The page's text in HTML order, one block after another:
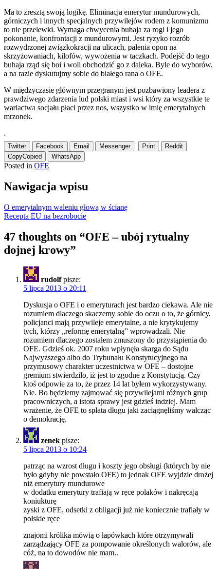
Ma to zresztą swoją logikę. Eliminacja emerytur mundurowych,
górniczych i innych specjalnych przywilejów rodem z komunizmu
to nie przelewki. Wymaga chwycenia buhaja za rogi i jego
pokonanie, konfrontacji z mundurowymi. Jest ryzyko rozrób
rozwydrzonej związkokracji na ulicach, palenia opon na
skrzyżowaniach, kilofów, wywożenia w taczkach. Podejść do tego
buhaja rząd się boi i woli obchodzić go z daleka. Byle do wyborów,
a na razie dyskutujmy sobie do białego rana o OFE.
W międzyczasie głównym przegranym jest pozbawiony leadera z
prawdziwego zdarzenia lud polski miast i wsi który za wszystkie te
wariactwa socjału płaci przez nos, wszystko w imię emerytalnych
mrzonek.
.
Twitter Facebook Email Messenger Print
Reddit
CopyCopied WhatsApp
Posted in OFE
Nawigacja wpisu
O emerytalnym waleniu głową w ścianę
Recepta EU na bezrobocie
47 thoughts on “OFE – ubój rytualny
dojnej krowy”
rudolf pisze:
5 lipca 2013 o 20:11
Dyskusja o OFE i o emeryturach jest bardzo ciekawa. Ale nie
rozumiem dlaczego skaczemy sobie do oczu o to, że górnicy,
policjanci mają przywileje emerytalne, a nie krytykujemy
tych, którzy „reformę emerytalną” wprowadzali. Nie
rozumiem dlaczego zostałem zmuszony do przystąpienia do
OFE. Gdzieś ok. 2007 roku wpłynęła skarga do Sądu
Najwyższego albo do Trybunału Konstytucyjnego na
przymusowy charakter uczestnictwa w OFE – dostojne
gremium stwierdziło, iż jest to zgodne z Konstytucją. Czy
ktoś odpowie za to, że przez 14 lat byłem wykorzystywany.
Nie. Bo będziemy zajmować się przywilejami różnych grup
pracowniczych, a istota sprawy jest gdzieś indziej. Mam
wrażenie, że OFE to spłata długu jaki zaciągnęliśmy walcząc
o demokrację.
zenek pisze:
5 lipca 2013 o 10:24
patrząc na wzrost długu i koszty jego obsługi (których by nie
było gdyby nie powstało OFE) to jednak OFE wyjdzie drożej
niż emerytury mundurowe
w dodatku emerytury trafiają w ręce polaków i nakręcają
koniukturę
zyski z OFE, odsetki z obligacji już nie koniecznie trafiały w
polskie ręce
znajomi królika mówią o łapówkach które otrzymywali
zarządzający OFE za pompowanie określonych walorów, ale
cóż, na to dowodów nie mam..